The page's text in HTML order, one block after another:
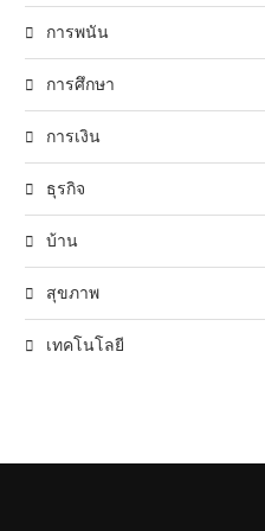
การพนัน
การศึกษา
การเงิน
ธุรกิจ
บ้าน
สุขภาพ
เทคโนโลยี